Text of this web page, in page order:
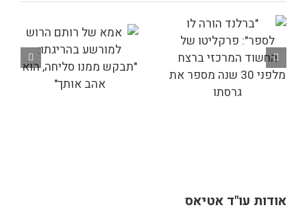
לספר":
פרקליטו של
החשוד המרכזי
ברצח מלפני 30
מקורב לברלנד
הודה
במעורבותו
ברצח ניסים
שטרית –
אודות עו"ד אטיאס